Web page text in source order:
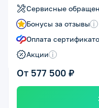
Сервисные
Бонусы за отзывы i
Оплата
Акции i
От 577 500 ₽